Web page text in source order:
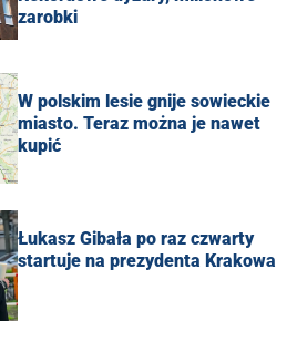
zarobki
W polskim lesie gnije sowieckie
miasto. Teraz można je nawet
kupić
Łukasz Gibała po raz czwarty
startuje na prezydenta Krakowa